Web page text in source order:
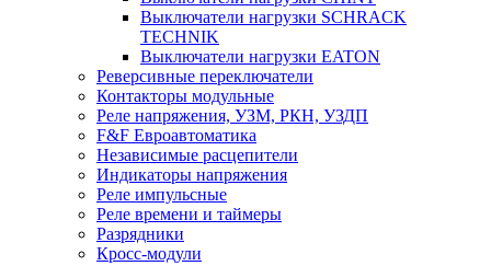
Выключатели нагрузки SCHRACK
TECHNIK
Выключатели нагрузки EATON
Реверсивные переключатели
Контакторы модульные
Реле напряжения, УЗМ, РКН, УЗДП
F&F Евроавтоматика
Независимые расцепители
Индикаторы напряжения
Реле импульсные
Реле времени и таймеры
Разрядники
Кросс-модули